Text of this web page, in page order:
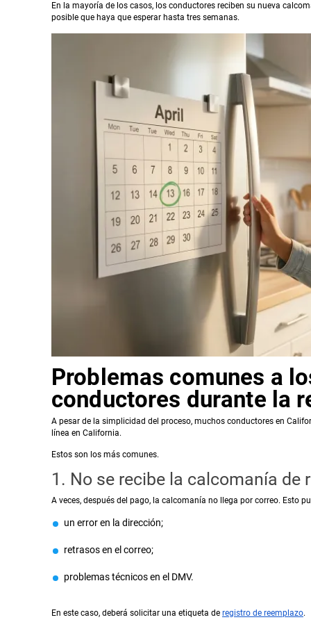
En la mayoría de los casos, los conductores reciben su nueva
posible que haya que esperar hasta tres semanas.
Problemas comunes a
conductores durante la
A pesar de la simplicidad del proceso, muchos conductores en
línea en California.
Estos son los más comunes.
1. No se recibe la calcomanía de
A veces, después del pago, la calcomanía no llega por correo. Esto
un error en la dirección;
retrasos en el correo;
problemas técnicos en el DMV.
En este caso, deberá solicitar una etiqueta de registro de reemplazo.